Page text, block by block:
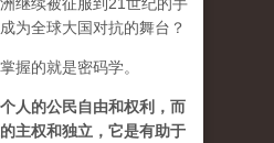
为全球大国对抗的舞台？
握的就是密码学。
人的公民自由和权利，而
主权和独立，它是有助于